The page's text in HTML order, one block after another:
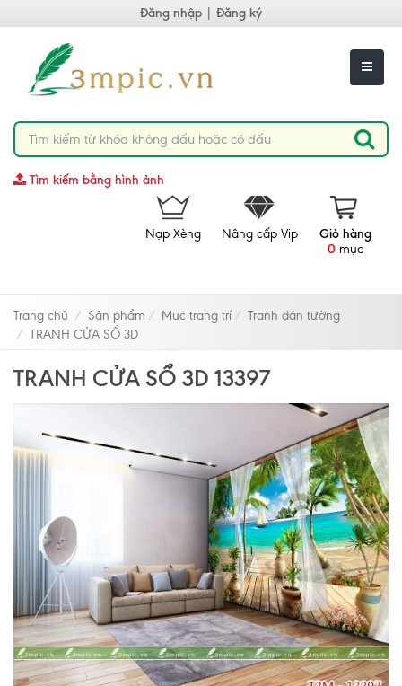
Đăng nhập Đăng ký
Tìm kiếm bằng hình ảnh
Giỏ hàng
0 mục
Nâng cấp Vip
Nạp Xèng
Trang chủ Sản phẩm Mục trang trí
Tranh dán tường
TRANH CỬA SỔ 3D
TRANH CỬA SỔ 3D 13397